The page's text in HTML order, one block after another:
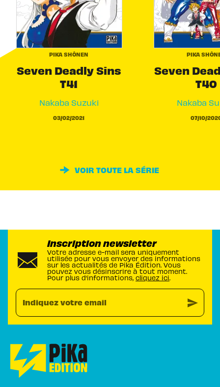
PIKA SHÔNEN
Seven Deadly Sins
T41
Nakaba Suzuki
03/02/2021
PIKA
Seven
T40
Nakaba
07/10/
VOIR TOUTE LA SÉRIE
Inscription newsletter
Votre adresse e-mail sera uniquement
utilisée pour vous envoyer des informations
sur les actualités de Pika Édition. Vous
pouvez vous désinscrire à tout moment.
Pour plus d’informations, cliquez ici.
Indiquez votre email send